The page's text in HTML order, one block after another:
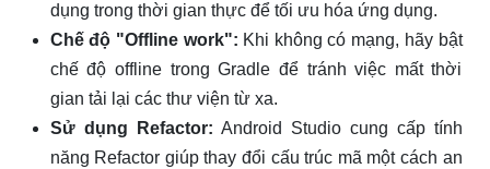
dụng trong thời gian thực để tối ưu hóa ứng dụng.
Chế độ "Offline work": Khi không có mạng, hãy bật
chế độ offline trong Gradle để tránh việc mất thời
gian tải lại các thư viện từ xa.
Sử dụng Refactor: Android Studio cung cấp tính
năng Refactor giúp thay đổi cấu trúc mã một cách an